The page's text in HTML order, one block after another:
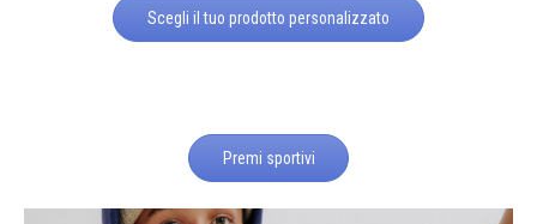
Scegli il tuo prodotto personalizzato
Premi sportivi